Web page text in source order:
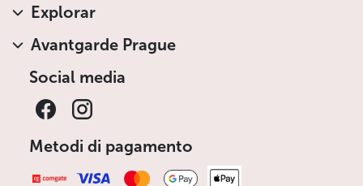
Explorar
Avantgarde Prague
Social media
Metodi di pagamento